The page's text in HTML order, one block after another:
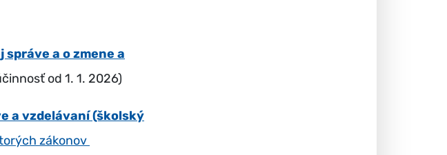
správe a o zmene a
od 1. 1. 2026)
a vzdelávaní (školský
zákonov